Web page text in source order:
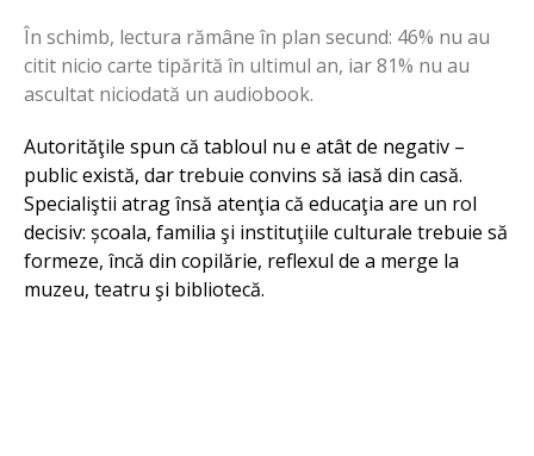
În schimb, lectura rămâne în plan secund: 46% nu au
citit nicio carte tipărită în ultimul an, iar 81% nu au
ascultat niciodată un audiobook.
Autorităţile spun că tabloul nu e atât de negativ –
public există, dar trebuie convins să iasă din casă.
Specialiştii atrag însă atenţia că educaţia are un rol
decisiv: școala, familia şi instituţiile culturale trebuie să
formeze, încă din copilărie, reflexul de a merge la
muzeu, teatru şi bibliotecă.